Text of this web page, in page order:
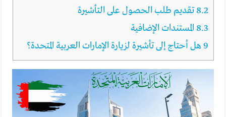
8.2 تقديم طلب الحصول على التأشيرة
8.3 المستندات الإضافية
9هل أحتاج إلى تأشيرة لزيارة الإمارات العربية المتحدة؟